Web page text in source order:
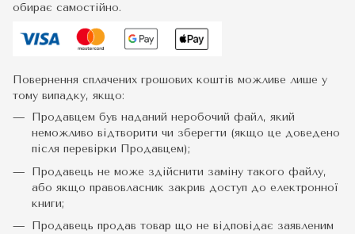
обирає самостійно.
Повернення сплачених грошових коштів можливе лише у
тому випадку, якщо:
Продавцем був наданий неробочий файл, який
неможливо відтворити чи зберегти (якщо це доведено
після перевірки Продавцем);
Продавець не може здійснити заміну такого файлу,
або якщо правовласник закрив доступ до електронної
книги;
Продавець продав товар що не відповідає заявленим